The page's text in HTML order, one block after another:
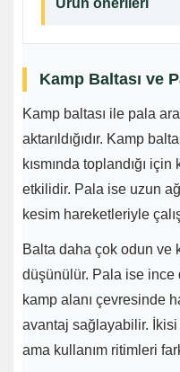
Ürün önerileri
Kamp Baltası ve
Kamp baltası ile pala
aktarıldığıdır. Kamp
kısmında toplandığı
etkilidir. Pala ise uzun
kesim hareketleriyle
Balta daha çok odun ve
düşünülür. Pala ise ince
kamp alanı çevresinde
avantaj sağlayabilir.
ama kullanım ritimleri